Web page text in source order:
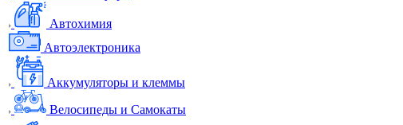
Автохимия
Автоэлектроника
Аккумуляторы и клеммы
Велосипеды и Самокаты